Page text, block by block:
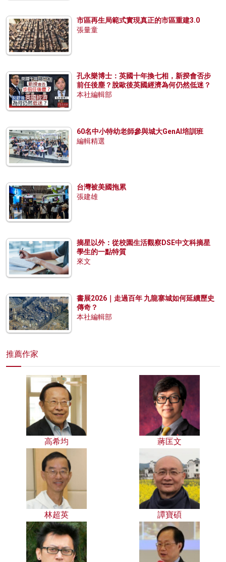
市區再生局範式實現真正的市區重建3.0
張量童
孔永樂博士：英國十年換七相，新揆會否步
前任後塵？脫歐後英國經濟為何仍然低迷？
本社編輯部
60名中小特幼老師參與城大GenAI培訓班
編輯精選
台灣被美國拖累
張建雄
摘星以外：從校園生活觀察DSE中文科摘星
學生的一點特質
來文
書展2026｜走過百年 九龍寨城如何延續歷史
傳奇？
本社編輯部
推薦作家
高希均 蔣匡文
林超英 譚寶碩